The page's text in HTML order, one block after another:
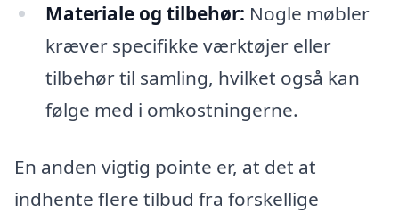
Materiale og tilbehør: Nogle møbler
kræver specifikke værktøjer eller
tilbehør til samling, hvilket også kan
følge med i omkostningerne.
En anden vigtig pointe er, at det at
indhente flere tilbud fra forskellige